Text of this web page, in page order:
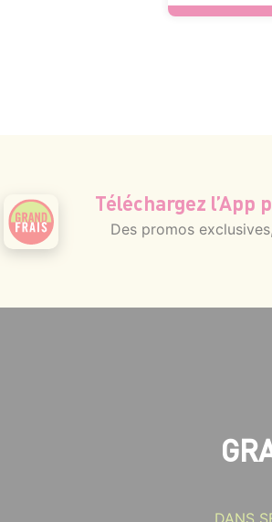
Téléchargez l’App
Des promos
DANS